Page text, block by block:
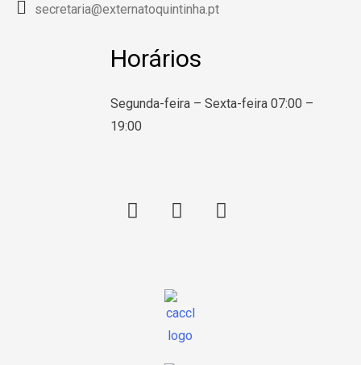
secretaria@externatoquintinha.pt
Horários
Segunda-feira – Sexta-feira 07:00 –
19:00